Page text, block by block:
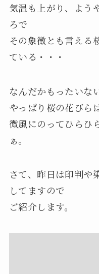
気温も上がり、よう
ろで
その象徴とも言える
ている・・・
なんだかもったいな
やっぱり桜の花びら
微風にのってひらひ
ぁ。
さて、昨日は印判や
してますので
ご紹介します。